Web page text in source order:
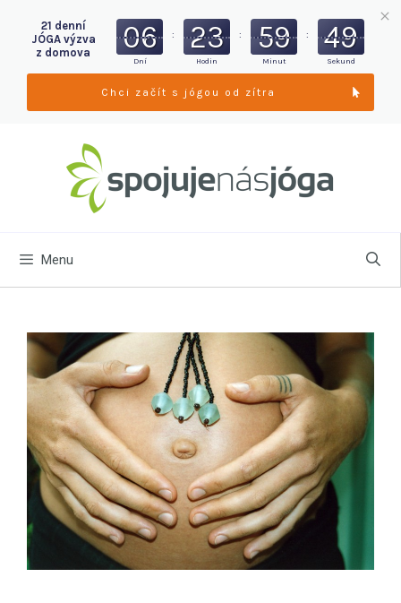
Menu
21 denní
JÓGA výzva
z domova
06
Dní
: 23
Hodin
: 59
Minut
: 48
Sekund
Chci začít s jógou od zítra